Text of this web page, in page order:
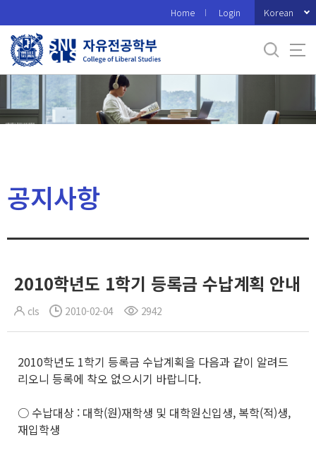
로
메
Home Login Korean
공지사항
2010학년도 1학기 등록금 수납계획 안내
cls 2010-02-04 2942
2010학년도 1학기 등록금 수납계획을 다음과 같이 알려드
리오니 등록에 착오 없으시기 바랍니다.
○ 수납대상 : 대학(원)재학생 및 대학원신입생, 복학(적)생,
재입학생